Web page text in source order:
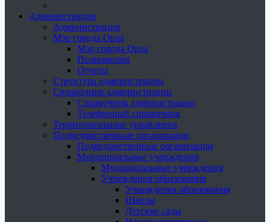
Администрация
Администрация
Мэр города Орла
Мэр города Орла
Полномочия
Отчеты
Структура администрации
Справочник администрации
Справочник администрации
Телефонный справочник
Территориальные управления
Подведомственные организации
Подведомственные организации
Муниципальные учреждения
Муниципальные учреждения
Учреждения образования
Учреждения образования
Школы
Детские сады